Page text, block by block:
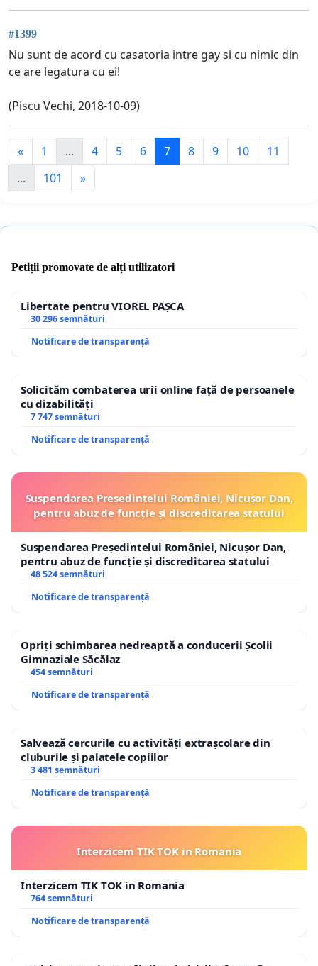
#1399
Nu sunt de acord cu casatoria intre gay si cu nimic din
ce are legatura cu ei!
(Piscu Vechi, 2018-10-09)
« 1 ... 4 5 6 7 8 9 10
11
...
101 »
Petiții promovate de alți utilizatori
Libertate pentru VIOREL PAȘCA
30 296 semnături
Notificare de transparență
Solicităm combaterea urii online față de persoanele
cu dizabilități
7 747 semnături
Notificare de transparență
Suspendarea Președintelui României, Nicușor Dan,
pentru abuz de funcție și discreditarea statului
Suspendarea Președintelui României, Nicușor Dan,
pentru abuz de funcție și discreditarea statului
48 524 semnături
Notificare de transparență
Opriți schimbarea nedreaptă a conducerii Școlii
Gimnaziale Săcălaz
454 semnături
Notificare de transparență
Salvează cercurile cu activități extrașcolare din
cluburile și palatele copiilor
3 481 semnături
Notificare de transparență
Interzicem TIK TOK in Romania
Interzicem TIK TOK in Romania
764 semnături
Notificare de transparență